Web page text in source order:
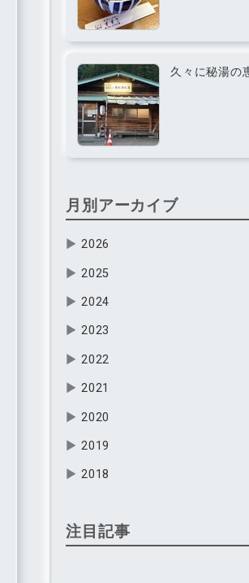
久々に秘湯の
月別アーカイブ
▶ 2026
▶ 2025
▶ 2024
▶ 2023
▶ 2022
▶ 2021
▶ 2020
▶ 2019
▶ 2018
注目記事